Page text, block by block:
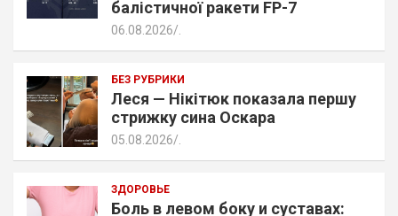
балістичної ракети FP-7
06.08.2026
БЕЗ РУБРИКИ
Леся — Нікітюк показала першу
стрижку сина Оскара
05.08.2026
ЗДОРОВЬЕ
Боль в левом боку и суставах: